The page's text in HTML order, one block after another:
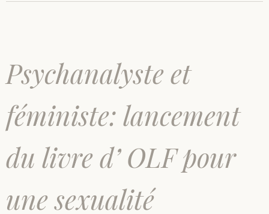
Psychanalyste et
féministe: lancement
du livre d’ OLF pour
une sexualité